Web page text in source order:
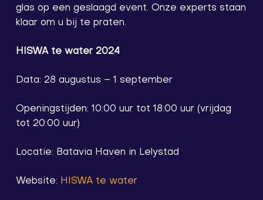
glas op een geslaagd event. Onze experts staan
klaar om u bij te praten.
HISWA te water 2024
Data: 28 augustus – 1 september
Openingstijden: 10:00 uur tot 18:00 uur (vrijdag
tot 20:00 uur)
Locatie: Batavia Haven in Lelystad
Website: HISWA te water